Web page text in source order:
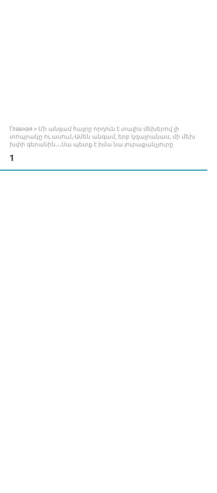
Главная » Մի անգամ հայրը որդուն է տալիս մեխերով լի
տոպրակը ու ասում,-Ամեն անգամ, երբ կզայրանաս, մի մեխ
խփի գերանին․․․Սա պետք է իմա նա յուրաքանչյուրը
1